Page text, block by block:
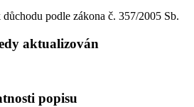
podle zákona č. 357/2005 Sb.
aktualizován
popisu